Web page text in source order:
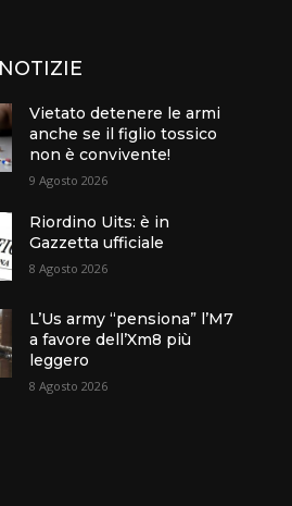
Vietato detenere le armi
anche se il figlio tossico
non è convivente!
9 Agosto 2026
Riordino Uits: è in
Gazzetta ufficiale
8 Agosto 2026
L’Us army “pensiona” l’M7
a favore dell’Xm8 più
leggero
8 Agosto 2026